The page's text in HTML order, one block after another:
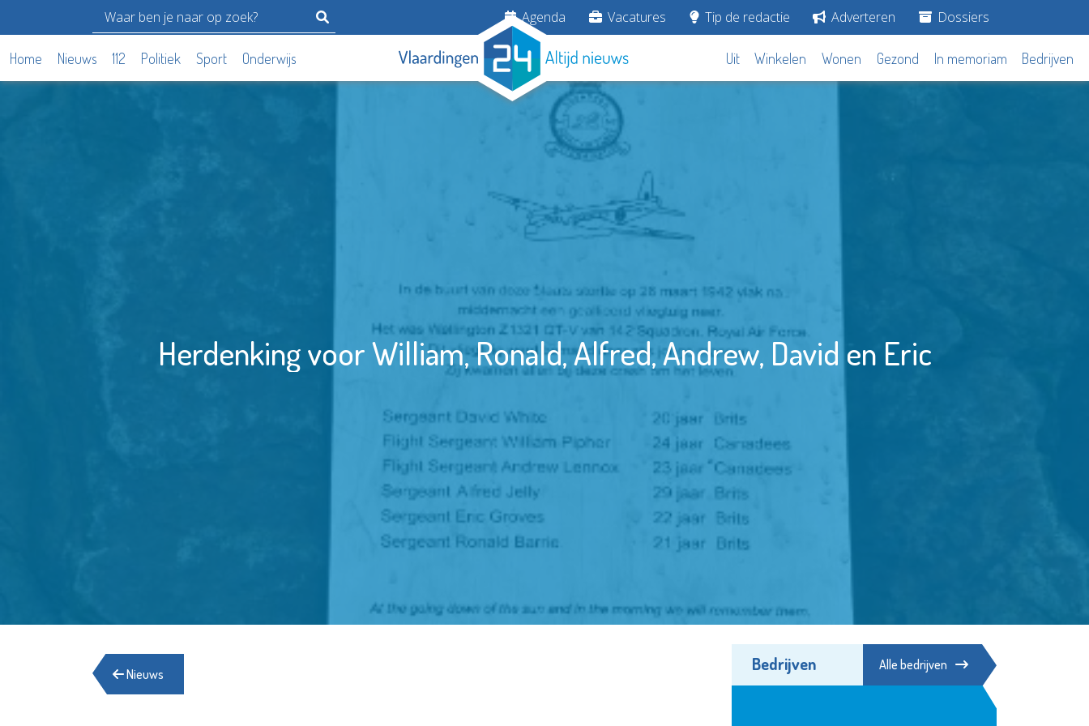
Agenda Vacatures Tip de redactie Adverteren Dossiers
Home Nieuws 112 Politiek Sport Onderwijs Uit Winkelen Wonen Gezond In memoriam Bedrijven
Herdenking voor William, Ronald, Alfred, Andrew, David en Eric
Nieuws Bedrijven Alle bedrijven